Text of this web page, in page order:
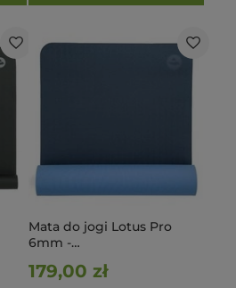
Mata do jogi Lotus Pro
6mm -
179,00 zł